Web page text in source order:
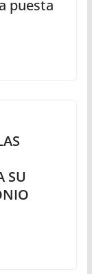
puesta
SU